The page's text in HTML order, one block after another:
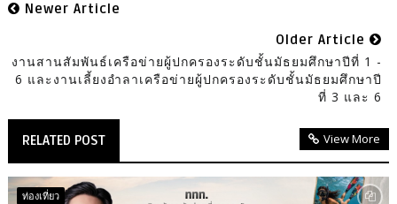
Newer Article
Older Article
งานสานสัมพันธ์เครือข่ายผู้ปกครองระดับชั้นมัธยมศึกษาปีที่ 1 -
6 และงานเลี้ยงอำลาเครือข่ายผู้ปกครองระดับชั้นมัธยมศึกษาปี
ที่ 3 และ 6
RELATED POST View More
ท่องเที่ยว